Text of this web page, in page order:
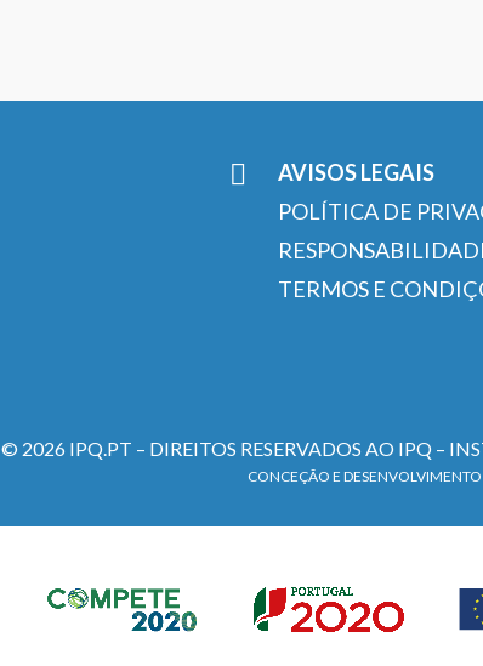
AVISOS LEGAIS
POLÍTICA DE
TERMOS E
© 2026 IPQ.PT – DIREITOS RESERVADOS AO IPQ –
CONCEÇÃO E DESENVOLVIMENTO